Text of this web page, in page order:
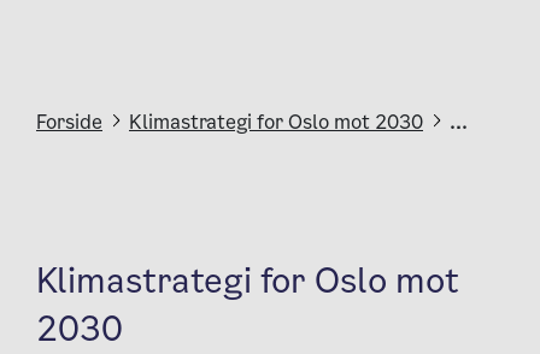
Forside Klimastrategi for Oslo mot 2030 ...
Klimastrategi for Oslo mot
2030